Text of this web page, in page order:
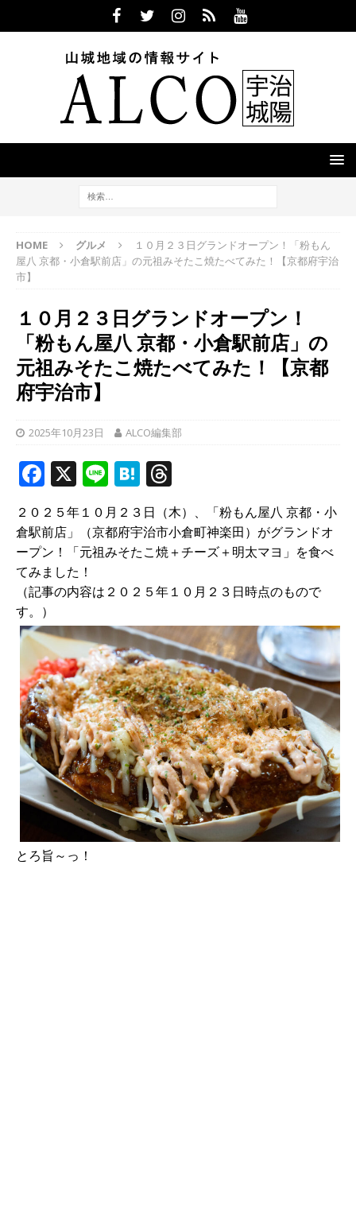
HOME グルメ
１０月２３日グランドオープン！「粉もん
屋八 京都・小倉駅前店」の元祖みそたこ焼たべてみた！【京都府宇治
市】
１０月２３日グランドオープン！
「粉もん屋八 京都・小倉駅前店」の
元祖みそたこ焼たべてみた！【京都
府宇治市】
2025年10月23日 ALCO編集部
F
a
c
e
b
o
o
k
X Li
n
e
H
at
e
n
h
r
e
d
s
２０２５年１０月２３日（木）、「粉もん屋八 京都・小
倉駅前店」（京都府宇治市小倉町神楽田）がグランドオ
ープン！「元祖みそたこ焼＋チーズ＋明太マヨ」を食べ
てみました！
（記事の内容は２０２５年１０月２３日時点のもので
す。）
とろ旨～っ！